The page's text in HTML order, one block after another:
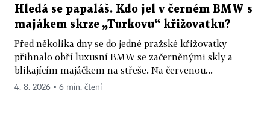
Hledá se papaláš. Kdo jel v černém BMW s
majákem skrze „Turkovu“ křižovatku?
Před několika dny se do jedné pražské křižovatky
přihnalo obří luxusní BMW se začerněnými skly a
blikajícím majáčkem na střeše. Na červenou...
4. 8. 2026 ▪ 6 min. čtení